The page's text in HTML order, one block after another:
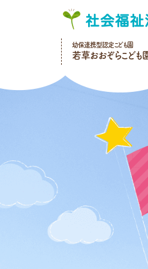
幼保連携型認定こども園
若草おおぞらこども